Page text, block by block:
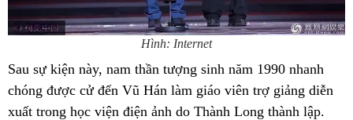
Hình: Internet
Sau sự kiện này, nam thần tượng sinh năm 1990 nhanh
chóng được cử đến Vũ Hán làm giáo viên trợ giảng diễn
xuất trong học viện điện ảnh do Thành Long thành lập.